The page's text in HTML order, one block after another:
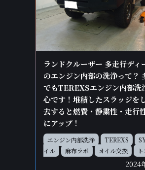
ランドクルーザー 多走行ディ
のエンジン内部の洗浄って？
でもTEREXSエンジン内部洗
心です！堆積したスラッジを
去すると燃費・静粛性・走行
にアップ！
エンジン内部洗浄 TEREXS
イル
麻布ラボ オイル交換
2024